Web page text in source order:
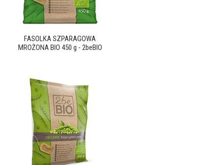
FASOLKA SZPARAGOWA
MROŻONA BIO 450 g - 2beBIO